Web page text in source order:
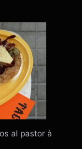
al pastor à